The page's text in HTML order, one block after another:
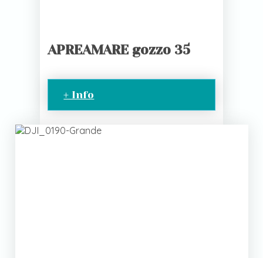
APREAMARE gozzo 35
+ Info